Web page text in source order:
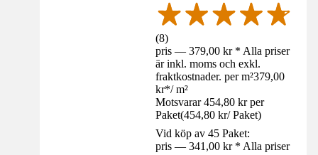
(8)
pris — 379,00 kr * Alla priser
är inkl. moms och exkl.
fraktkostnader. per m²379,00
kr*/ m²
Motsvarar 454,80 kr per
Paket(454,80 kr/ Paket)
Vid köp av 45 Paket:
pris — 341,00 kr * Alla priser